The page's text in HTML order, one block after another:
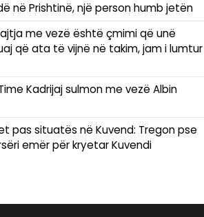
në Prishtinë, një person humb jetën
me vezë është çmimi që unë
që ata të vijnë në takim, jam i lumtur
Kadrijaj sulmon me vezë Albin
pas situatës në Kuvend: Tregon pse
emër për kryetar Kuvendi